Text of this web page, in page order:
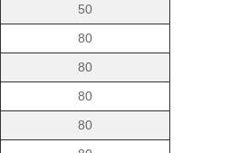
50
80
80
80
80